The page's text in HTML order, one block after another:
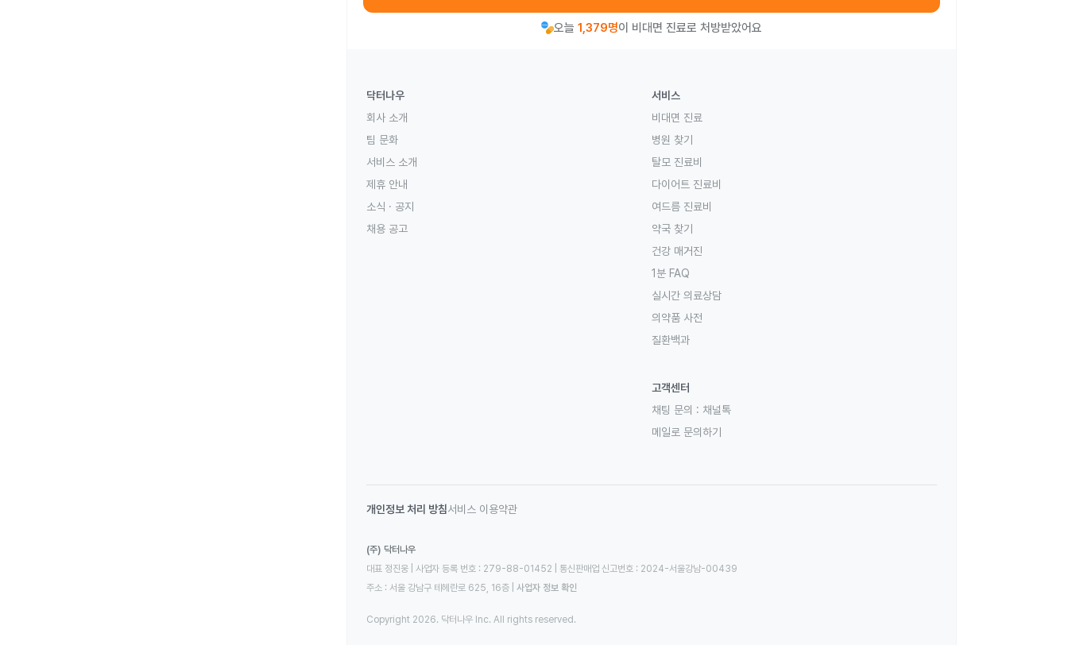
오늘 1,379명이 비대면 진료로 처방받았어요
닥터나우
회사 소개
팀 문화
서비스 소개
제휴 안내
소식 · 공지
채용 공고
서비스
비대면 진료
병원 찾기
탈모 진료비
다이어트 진료비
여드름 진료비
약국 찾기
건강 매거진
1분 FAQ
실시간 의료상담
의약품 사전
질환백과
고객센터
채팅 문의 : 채널톡
메일로 문의하기
개인정보 처리 방침서비스 이용약관
(주) 닥터나우
대표 정진웅 | 사업자 등록 번호 : 279-88-01452 | 통신판매업 신고번호 : 2024-서울강남-00439
주소 : 서울 강남구 테헤란로 625, 16층
사업자 정보 확인
Copyright 2026. 닥터나우 Inc. All rights reserved.